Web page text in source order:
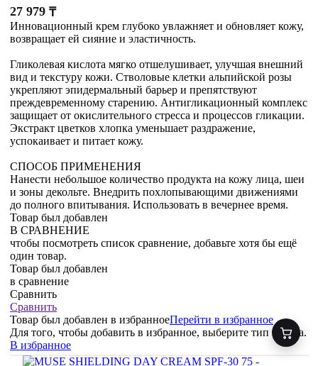
27 979 ₸
Инновационный крем глубоко увлажняет и обновляет кожу,
возвращает ей сияние и эластичность.
Гликолевая кислота мягко отшелушивает, улучшая внешний
вид и текстуру кожи. Стволовые клетки альпийской розы
укрепляют эпидермальный барьер и препятствуют
преждевременному старению. Антигликационный комплекс
защищает от окислительного стресса и процессов гликации.
Экстракт цветков хлопка уменьшает раздражение,
успокаивает и питает кожу.
СПОСОБ ПРИМЕНЕНИЯ
Нанести небольшое количество продукта на кожу лица, шеи
и зоны декольте. Внедрить похлопывающими движениями
до полного впитывания. Использовать в вечернее время.
Товар был добавлен
В СРАВНЕНИЕ
чтобы посмотреть список сравнение, добавьте хотя бы ещё
один товар.
Товар был добавлен
в сравнение
Сравнить
Сравнить
Товар был добавлен в избранноеПерейти в избранное
Для того, чтобы добавить в избранное, выберите тип товара.
В избранное